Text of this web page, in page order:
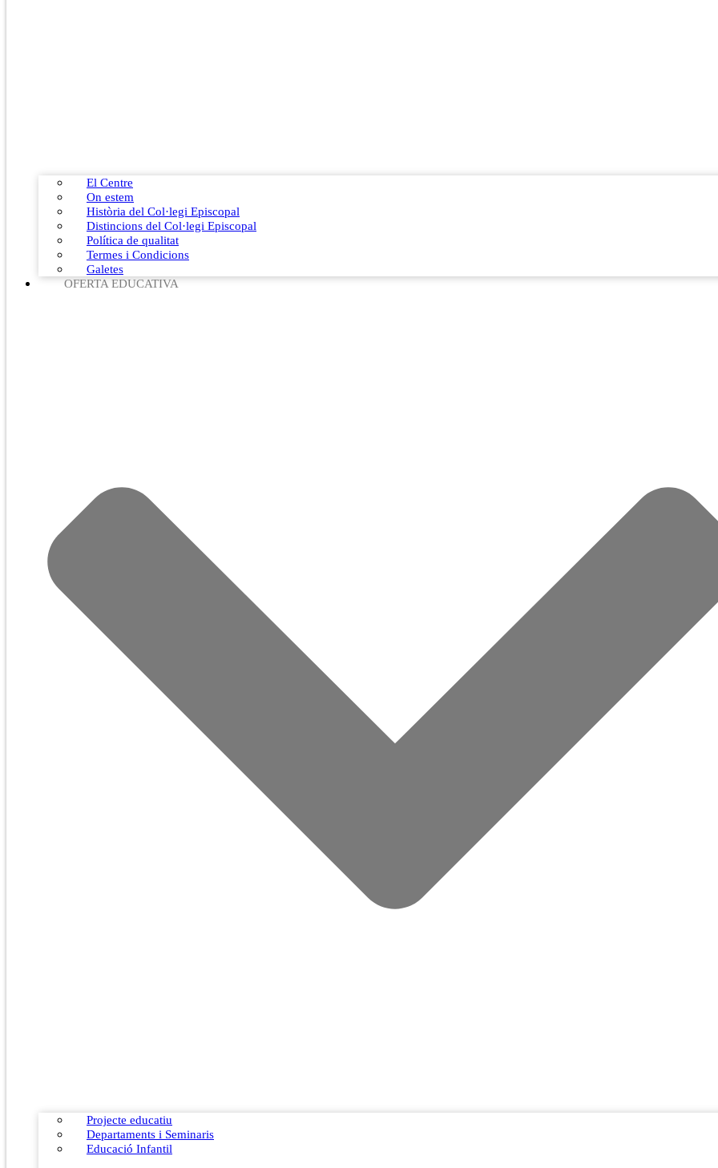
El Centre
On estem
Història del Col·legi Episcopal
Distincions del Col·legi Episcopal
Política de qualitat
Termes i Condicions
Galetes
OFERTA EDUCATIVA
Projecte educatiu
Departaments i Seminaris
Educació Infantil